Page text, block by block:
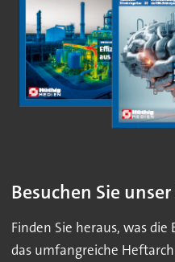
Besuchen Sie
Finden Sie heraus, was
das umfangreiche